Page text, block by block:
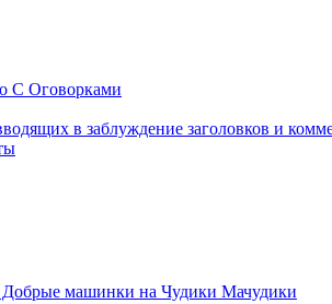
С Оговорками
в заблуждение заголовков и
машинки на Чудики Мачудики